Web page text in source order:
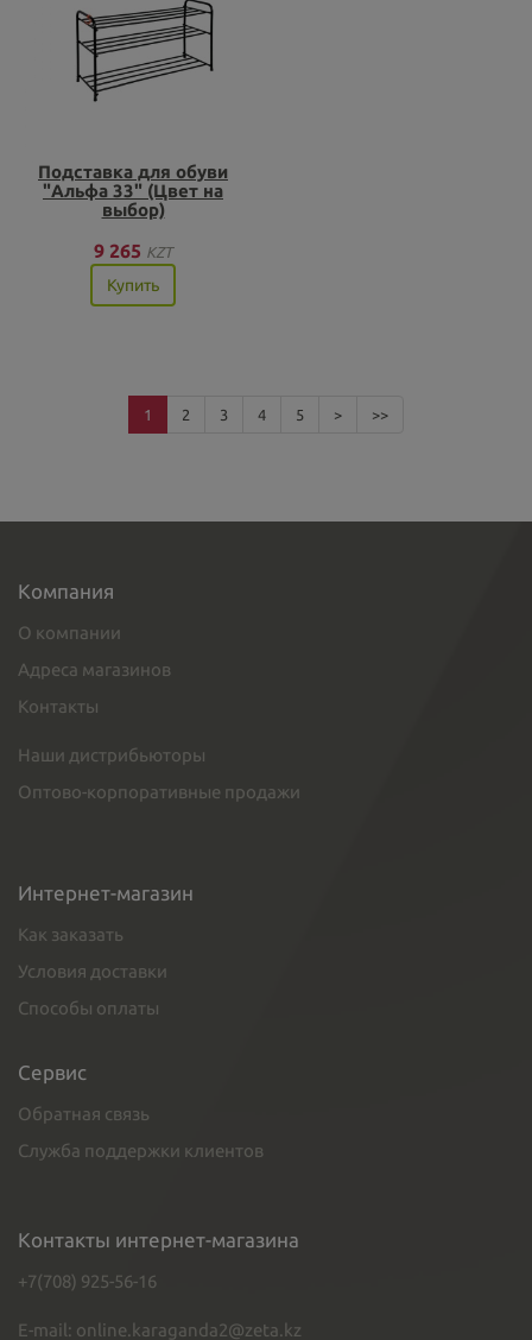
Подставка для обуви
"Альфа 33" (Цвет на
выбор)
9 265 KZT
Купить
1 2 3 4 5 > >>
Компания
О компании
Адреса магазинов
Контакты
Наши дистрибьюторы
Оптово-корпоративные продажи
Интернет-магазин
Как заказать
Условия доставки
Способы оплаты
Сервис
Обратная связь
Служба поддержки клиентов
Контакты интернет-магазина
+7(708) 925-56-16
E-mail: online.karaganda2@zeta.kz